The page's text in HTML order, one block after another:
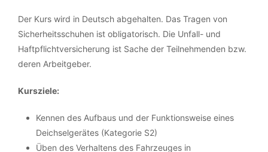
Der Kurs wird in Deutsch abgehalten. Das Tragen von
Sicherheitsschuhen ist obligatorisch. Die Unfall- und
Haftpflichtversicherung ist Sache der Teilnehmenden bzw.
deren Arbeitgeber.
Kursziele:
Kennen des Aufbaus und der Funktionsweise eines
Deichselgerätes (Kategorie S2)
Üben des Verhaltens des Fahrzeuges in